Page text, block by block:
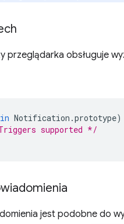
przeglądarka obsługuje
in Notification .prototype)
supported */
jest podobne do